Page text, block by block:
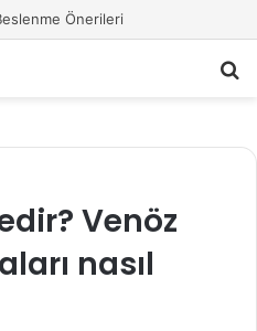
Önerileri
Venöz
nasıl